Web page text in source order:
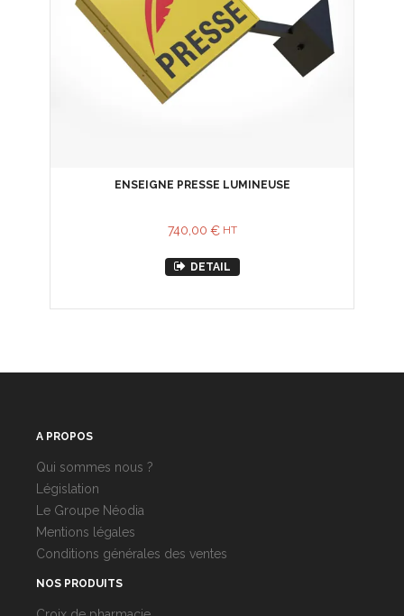
ENSEIGNE PRESSE LUMINEUSE
740,00 € HT
DETAIL
A PROPOS
Qui sommes nous ?
Législation
Le Groupe Néodia
Mentions légales
Conditions générales des ventes
NOS PRODUITS